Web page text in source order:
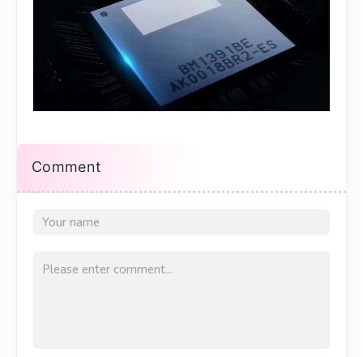
Comment